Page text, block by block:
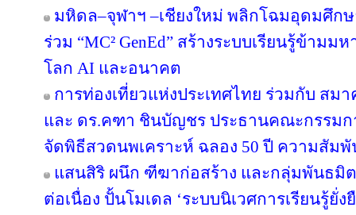
มหิดล–จุฬาฯ –เชียงใหม่ พลิกโฉมอุดมศึก
ร่วม “MC² GenEd” สร้างระบบเรียนรู้ข้าม
โลก AI และอนาคต
การท่องเที่ยวแห่งประเทศไทย ร่วมกับ สม
และ ดร.คฑา ชินบัญชร ประธานคณะกรรมก
จัดพิธีสวดนพเคราะห์ ฉลอง 50 ปี ความสัม
แสนสิริ ผนึก ฑีฆาก่อสร้าง และกลุ่มพันธมิ
ต่อเนื่อง ปั้นโมเดล ‘ระบบนิเวศการเรียนรู้